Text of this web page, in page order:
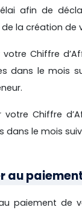
afin de
la création de
votre Chiffre
dans le mois
votre Chiffre
dans le mois
au
paiement de